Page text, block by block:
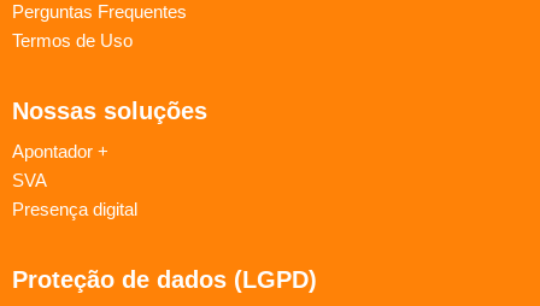
Perguntas Frequentes
Termos de Uso
Nossas soluções
Apontador +
SVA
Presença digital
Proteção de dados (LGPD)